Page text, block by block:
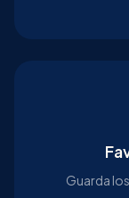
Guarda